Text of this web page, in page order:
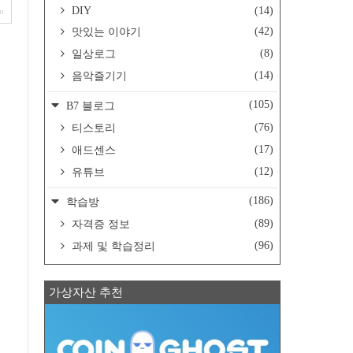
DIY
(14)
맛있는 이야기
(42)
일상로그
(8)
음악즐기기
(14)
B7 블로그
(105)
티스토리
(76)
애드센스
(17)
유튜브
(12)
학습방
(186)
자격증 정보
(89)
과제 및 학습정리
(96)
가상자산 추천